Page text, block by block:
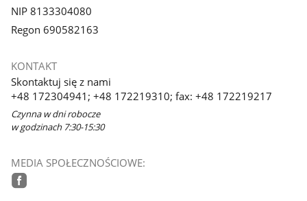
NIP 8133304080
Regon 690582163
KONTAKT
Skontaktuj się z nami
+48 172304941; +48 172219310; fax: +48 172219217
Czynna w dni robocze
w godzinach 7:30-15:30
MEDIA SPOŁECZNOŚCIOWE: